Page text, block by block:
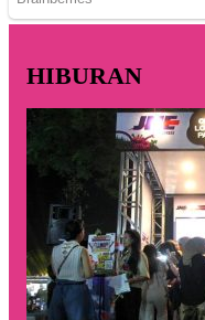
HIBURAN